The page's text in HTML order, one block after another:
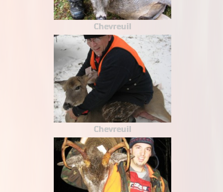
Chevreuil
Chevreuil